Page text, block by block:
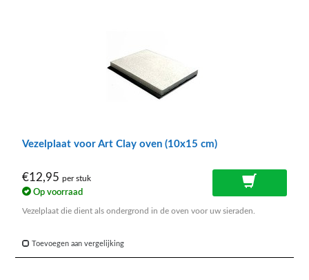
Vezelplaat voor Art Clay oven (10x15 cm)
€12,95 per stuk
Op voorraad
Vezelplaat die dient als ondergrond in de oven voor uw sieraden.
Toevoegen aan vergelijking